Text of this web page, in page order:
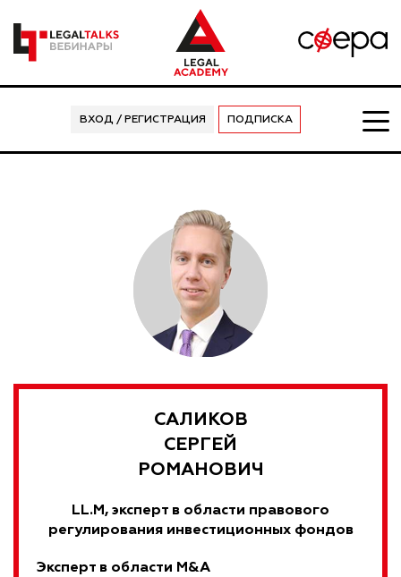
ВХОД / РЕГИСТРАЦИЯ ПОДПИСКА
САЛИКОВ
СЕРГЕЙ
РОМАНОВИЧ
LL.M, эксперт в области правового
регулирования инвестиционных фондов
Эксперт в области M&A